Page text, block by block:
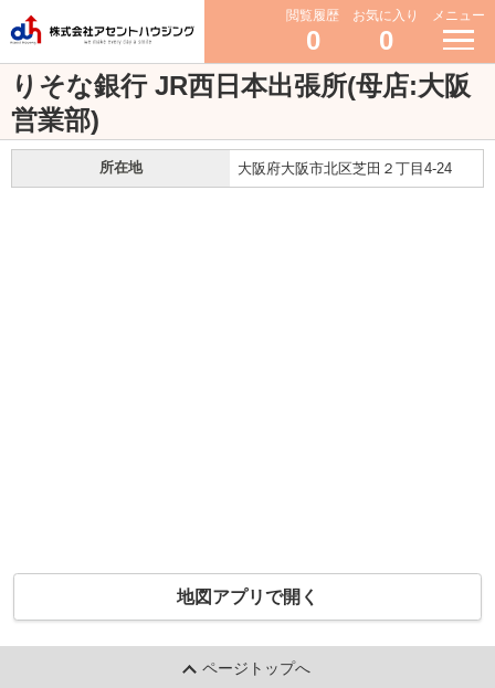
閲覧履歴
0
お気に入り
0
メニュー
りそな銀行 JR西日本出張所(母店:大阪
営業部)
所在地 大阪府大阪市北区芝田２丁目4-24
地図アプリで開く
ページトップへ